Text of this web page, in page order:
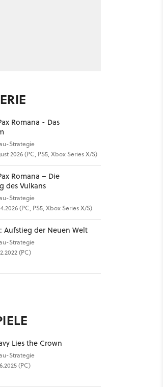
Romana - Das
Strategie
2026 (PC, PS5, Xbox Series X/S)
Romana – Die
des Vulkans
Strategie
(PC, PS5, Xbox Series X/S)
Aufstieg der Neuen Welt
Strategie
(PC)
Lies the Crown
Strategie
(PC)